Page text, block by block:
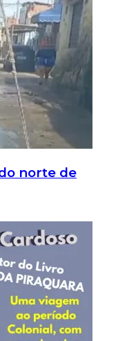
norte de